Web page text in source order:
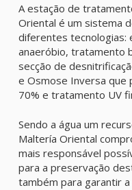
A estação de
Oriental é um sistema
diferentes tecnologias:
anaeróbio, tratamento
secção de
e Osmose Inversa que
70% e tratamento UV
Sendo a água um
Maltería Oriental
mais responsável
para a preservação
também para garantir